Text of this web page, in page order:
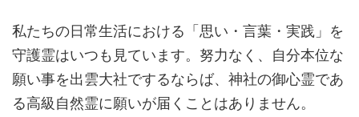
私たちの日常生活における「思い・言葉・実践」を
守護霊はいつも見ています。努力なく、自分本位な
願い事を出雲大社でするならば、神社の御心霊であ
る高級自然霊に願いが届くことはありません。